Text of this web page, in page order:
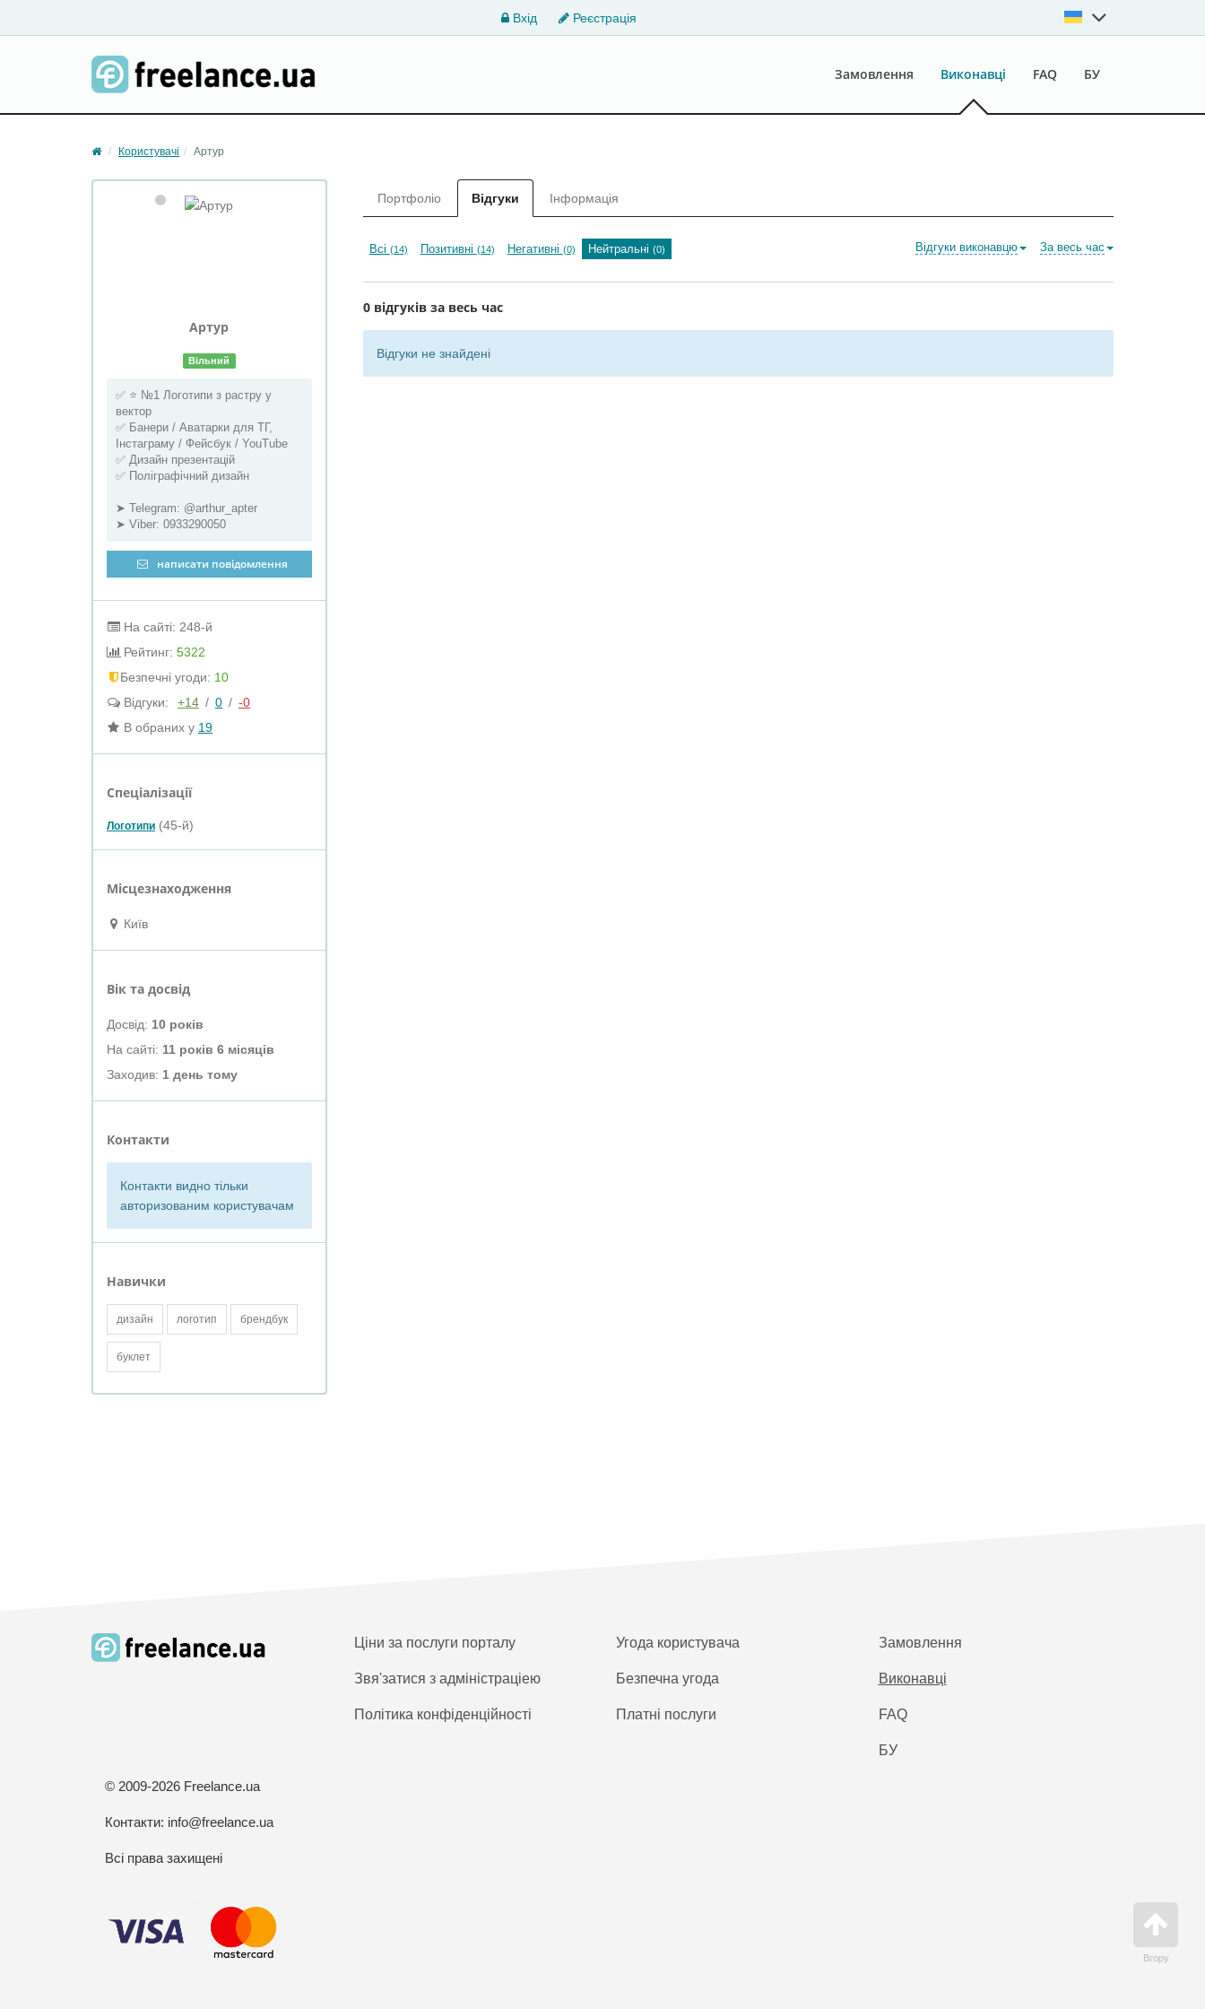
Вхід Реєстрація
Замовлення Виконавці FAQ БУ
Користувачі Артур
Артур
Вільний
✅ ⭐ №1 Логотипи з растру у
вектор
✅ Банери / Аватарки для ТГ,
Інстаграму / Фейсбук / YouTube
✅ Дизайн презентацій
✅ Поліграфічний дизайн
➤ Telegram: @arthur_apter
➤ Viber: 0933290050
написати повідомлення
На сайті: 248-й
Рейтинг: 5322
Безпечні угоди: 10
Відгуки:
+14 / 0 / -0
В обраних у 19
Спеціалізації
Логотипи (45-й)
Місцезнаходження
Київ
Вік та досвід
Досвід: 10 років
На сайті: 11 років 6 місяців
Заходив: 1 день тому
Контакти
Контакти видно тільки
авторизованим користувачам
Навички
дизайн логотип брендбук
буклет
Портфоліо Відгуки Інформація
Всі (14) Позитивні (14) Негативні (0) Нейтральні (0) За весь час
Відгуки виконавцю
0 відгуків за весь час
Відгуки не знайдені
Вгору
Ціни за послуги порталу
Звя'затися з адміністраціею
Політика конфіденційності
Угода користувача
Безпечна угода
Платнi послуги
Замовлення
Виконавці
FAQ
БУ
© 2009-2026 Freelance.ua
Контакти: info@freelance.ua
Всі права захищені